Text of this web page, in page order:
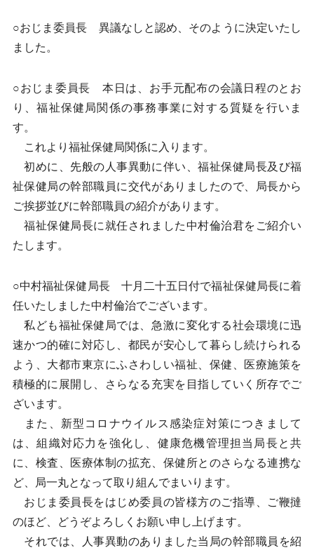
○おじま委員長 異議なしと認め、そのように決定いたし
ました。
○おじま委員長 本日は、お手元配布の会議日程のとお
り、福祉保健局関係の事務事業に対する質疑を行いま
す。
これより福祉保健局関係に入ります。
初めに、先般の人事異動に伴い、福祉保健局長及び福
祉保健局の幹部職員に交代がありましたので、局長から
ご挨拶並びに幹部職員の紹介があります。
福祉保健局長に就任されました中村倫治君をご紹介い
たします。
○中村福祉保健局長 十月二十五日付で福祉保健局長に着
任いたしました中村倫治でございます。
私ども福祉保健局では、急激に変化する社会環境に迅
速かつ的確に対応し、都民が安心して暮らし続けられる
よう、大都市東京にふさわしい福祉、保健、医療施策を
積極的に展開し、さらなる充実を目指していく所存でご
ざいます。
また、新型コロナウイルス感染症対策につきまして
は、組織対応力を強化し、健康危機管理担当局長と共
に、検査、医療体制の拡充、保健所とのさらなる連携な
ど、局一丸となって取り組んでまいります。
おじま委員長をはじめ委員の皆様方のご指導、ご鞭撻
のほど、どうぞよろしくお願い申し上げます。
それでは、人事異動のありました当局の幹部職員を紹